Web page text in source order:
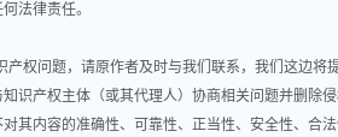
法律责任。
权问题，请原作者及时与我们联系，我们这边将
识产权主体（或其代理人）协商相关问题并删除
其内容的准确性、可靠性、正当性、安全性、合